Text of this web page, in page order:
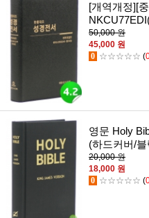
[개역개정][
50,000 원
45,000 원
0 ☆☆☆☆☆ (
영문 Holy
(하드커버/블
20,000 원
18,000 원
0 ☆☆☆☆☆ (